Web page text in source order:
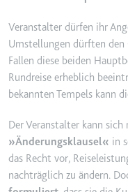
der
zu
Typ:
_gcl_ls
Veranstalter dürfen ihr
Umstellungen dürften den
Fallen diese beiden
Rundreise erheblich
bekannten Tempels kann
Der Veranstalter kann
»Änderungsklausel« in
das Recht vor,
nachträglich zu ändern.